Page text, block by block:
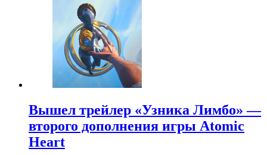
Вышел трейлер «Узника Лимбо» —
второго дополнения игры Atomic
Heart